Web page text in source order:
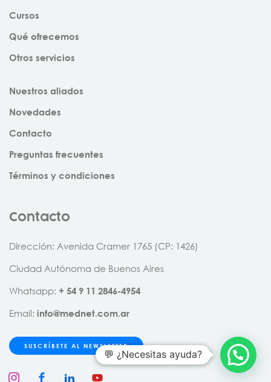
Cursos
Qué ofrecemos
Otros servicios
Nuestros aliados
Novedades
Contacto
Preguntas frecuentes
Términos y condiciones
Contacto
Dirección: Avenida Cramer 1765 (CP: 1426)
Ciudad Autónoma de Buenos Aires
Whatsapp: + 54 9 11 2846-4954
Email: info@mednet.com.ar
SUSCRÍBETE AL NEWSLETTER
💬 ¿Necesitas ayuda?